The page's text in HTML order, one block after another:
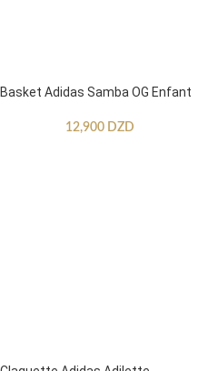
Basket Adidas Samba OG Enfant
12,900 DZD